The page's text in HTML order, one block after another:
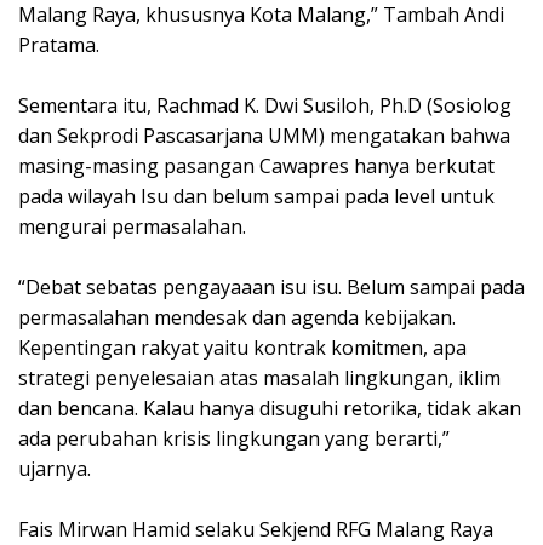
Malang Raya, khususnya Kota Malang,” Tambah Andi
Pratama.
Sementara itu, Rachmad K. Dwi Susiloh, Ph.D (Sosiolog
dan Sekprodi Pascasarjana UMM) mengatakan bahwa
masing-masing pasangan Cawapres hanya berkutat
pada wilayah Isu dan belum sampai pada level untuk
mengurai permasalahan.
“Debat sebatas pengayaaan isu isu. Belum sampai pada
permasalahan mendesak dan agenda kebijakan.
Kepentingan rakyat yaitu kontrak komitmen, apa
strategi penyelesaian atas masalah lingkungan, iklim
dan bencana. Kalau hanya disuguhi retorika, tidak akan
ada perubahan krisis lingkungan yang berarti,”
ujarnya.
Fais Mirwan Hamid selaku Sekjend RFG Malang Raya